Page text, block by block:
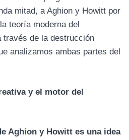
mitad, a Aghion y Howitt por
teoría moderna del
través de la destrucción
analizamos ambas partes del
y el motor del
Aghion y Howitt es una idea